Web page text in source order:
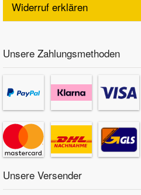
Widerruf erklären
Unsere Zahlungsmethoden
Unsere Versender